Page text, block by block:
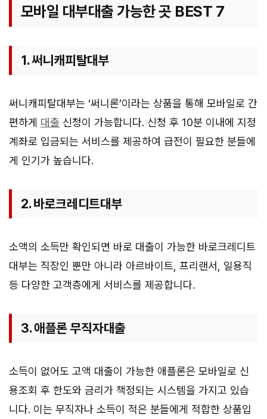
모바일 대부대출 가능한 곳 BEST 7
1. 써니캐피탈대부
써니캐피탈대부는 ‘써니론’이라는 상품을 통해 모바일로 간
편하게 대출 신청이 가능합니다. 신청 후 10분 이내에 지정
계좌로 입금되는 서비스를 제공하여 급전이 필요한 분들에
게 인기가 높습니다.
2. 바로크레디트대부
소액의 소득만 확인되면 바로 대출이 가능한 바로크레디트
대부는 직장인 뿐만 아니라 아르바이트, 프리랜서, 일용직
등 다양한 고객층에게 서비스를 제공합니다.
3. 애플론 무직자대출
소득이 없어도 고액 대출이 가능한 애플론은 모바일로 신
용조회 후 한도와 금리가 책정되는 시스템을 가지고 있습
니다. 이는 무직자나 소득이 적은 분들에게 적합한 상품입